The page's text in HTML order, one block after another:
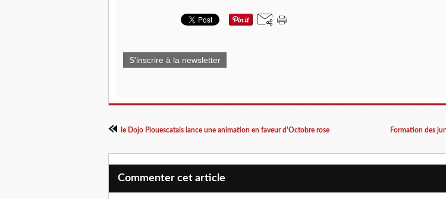
S'inscrire à la newsletter
le Dojo Plouescatais lance une animation en faveur d'Octobre rose Formation des
Commenter cet article